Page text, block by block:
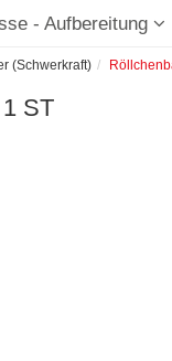
- Aufbereitung
(Schwerkraft)
ST